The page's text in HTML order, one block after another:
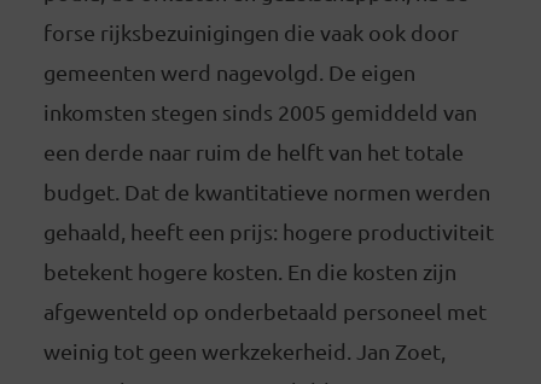
forse rijksbezuinigingen die vaak ook door
gemeenten werd nagevolgd. De eigen
inkomsten stegen sinds 2005 gemiddeld van
een derde naar ruim de helft van het totale
budget. Dat de kwantitatieve normen werden
gehaald, heeft een prijs: hogere productiviteit
betekent hogere kosten. En die kosten zijn
afgewenteld op onderbetaald personeel met
weinig tot geen werkzekerheid. Jan Zoet,